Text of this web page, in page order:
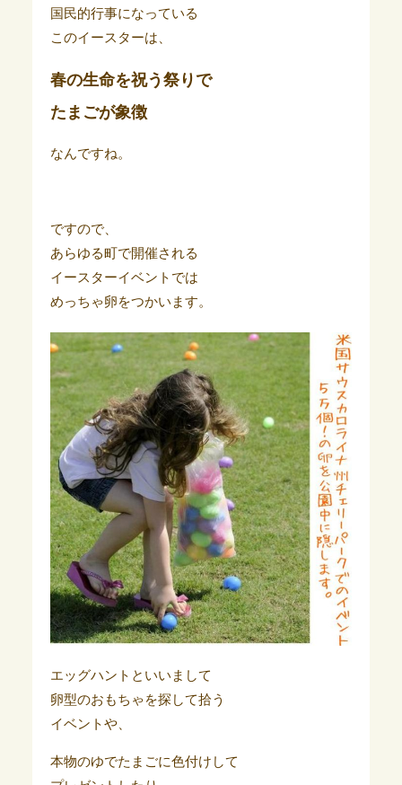
国民的行事になっている
このイースターは、
春の生命を祝う祭りで
たまごが象徴
なんですね。
ですので、
あらゆる町で開催される
イースターイベントでは
めっちゃ卵をつかいます。
エッグハントといいまして
卵型のおもちゃを探して拾う
イベントや、
本物のゆでたまごに色付けして